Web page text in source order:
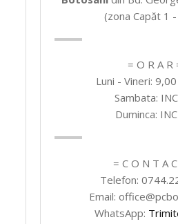
(zona Capăt 1 -
= O R A R
Luni - Vineri:
Sambata:
Duminca:
= C O N T A
Telefon:
Email:
WhatsApp: